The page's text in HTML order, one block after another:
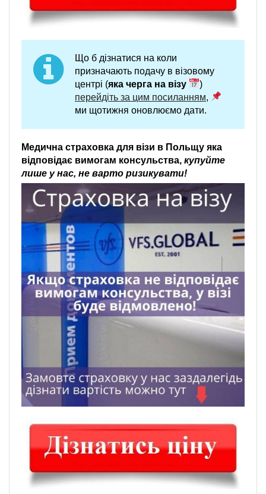
Що б дізнатися на коли
призначають подачу в візовому
центрі (яка черга на візу
)
перейдіть за цим посиланням,
ми щотижня оновлюємо дати.
Медична страховка для візи в Польщу яка
відповідає вимогам консульства, купуйте
лише у нас, не варто ризикувати!